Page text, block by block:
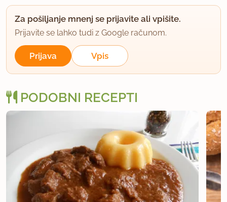
uporabno
član od 2008 390 sporočil
10.4.2008 ob 12:22
Enako kuham golaž tudi jaz. Veš Matjaž, zelo
moraš paziti, da se čebula ravno prav prime
tlm0nai
član od 2008 1 sporočil
Za pošiljanje mnenj se prijavite ali vpišite.
Prijavite se lahko tudi z Google računom.
Prijava Vpis
PODOBNI RECEPTI